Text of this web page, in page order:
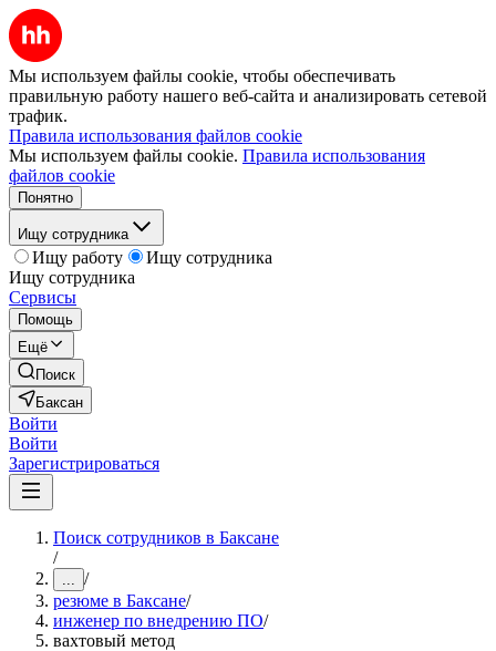
Мы используем файлы cookie, чтобы обеспечивать
правильную работу нашего веб-сайта и анализировать сетевой
трафик.
Правила использования файлов cookie
Мы используем файлы cookie. Правила использования
файлов cookie
Понятно
Ищу сотрудника
Ищу работу
Ищу сотрудника
Ищу сотрудника
Сервисы
Помощь
Ещё
Поиск
Баксан
Войти
Войти
Зарегистрироваться
Поиск сотрудников в Баксане
/
... /
резюме в Баксане/
инженер по внедрению ПО/
вахтовый метод